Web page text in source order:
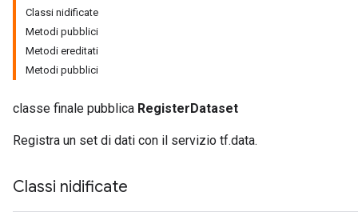
Classi nidificate
Metodi pubblici
Metodi ereditati
Metodi pubblici
classe finale pubblica RegisterDataset
Registra un set di dati con il servizio tf.data.
Classi nidificate